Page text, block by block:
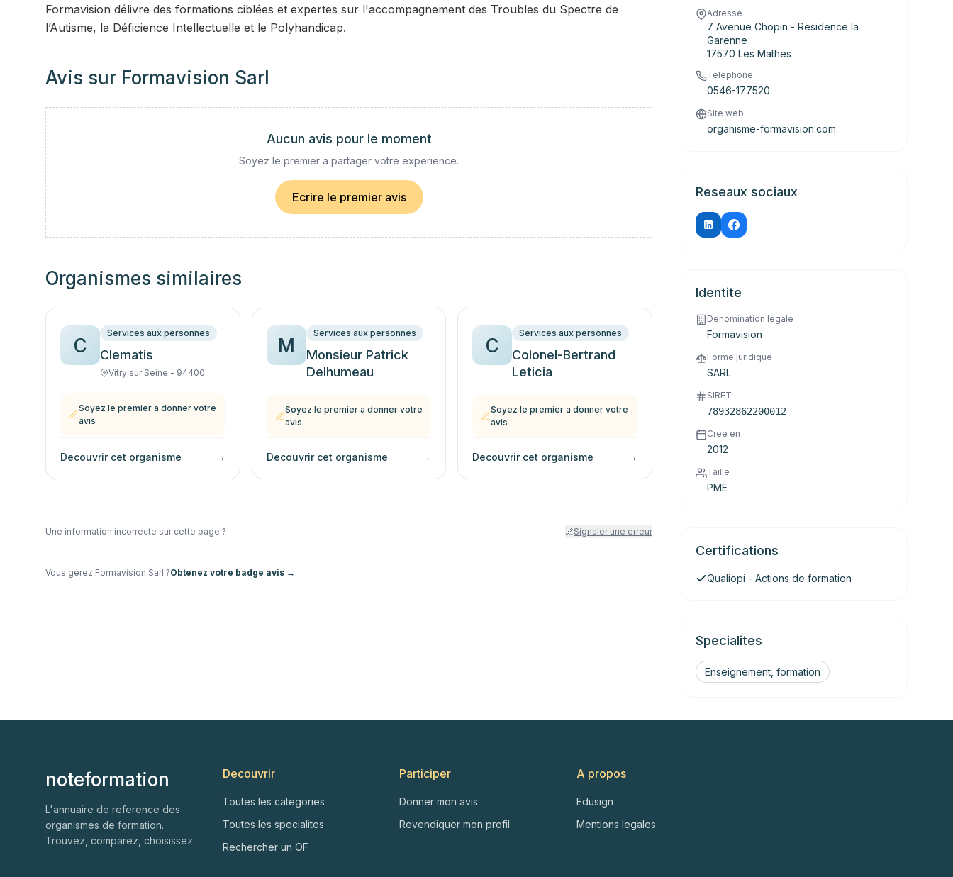
Formavision délivre des formations ciblées et expertes sur l'accompagnement des Troubles du Spectre de
l’Autisme, la Déficience Intellectuelle et le Polyhandicap.
Avis sur Formavision Sarl
Aucun avis pour le moment
Soyez le premier a partager votre experience.
Ecrire le premier avis
Organismes similaires
C
Services aux personnes
Clematis
Vitry sur Seine - 94400
Soyez le premier a donner votre
avis
Decouvrir cet organisme →
M
Services aux personnes
Monsieur Patrick
Delhumeau
Soyez le premier a donner votre
avis
Decouvrir cet organisme →
C
Services aux personnes
Colonel-Bertrand
Leticia
Soyez le premier a donner votre
avis
Decouvrir cet organisme →
Une information incorrecte sur cette page ? Signaler une erreur
Vous gérez Formavision Sarl ?Obtenez votre badge avis →
Adresse
7 Avenue Chopin - Residence la
Garenne
17570 Les Mathes
Telephone
0546-177520
Site web
organisme-formavision.com
Reseaux sociaux
Identite
Denomination legale
Formavision
Forme juridique
SARL
SIRET
78932862200012
Cree en
2012
Taille
PME
Certifications
Qualiopi - Actions de formation
Specialites
Enseignement, formation
noteformation
L'annuaire de reference des
organismes de formation.
Trouvez, comparez, choisissez.
Decouvrir
Toutes les categories
Toutes les specialites
Rechercher un OF
Participer
Donner mon avis
Revendiquer mon profil
A propos
Edusign
Mentions legales